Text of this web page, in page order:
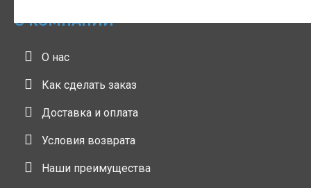
О КОМПАНИИ
О нас
Как сделать заказ
Доставка и оплата
Условия возврата
Наши преимущества